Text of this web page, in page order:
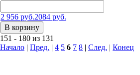
2 956 руб.2084 руб.
В корзину
151 - 180 из 131
Начало | Пред. | 4 5 6 7 8 | След. | Конец